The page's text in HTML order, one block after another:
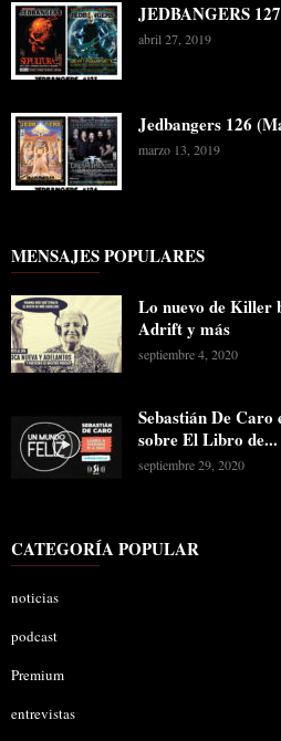
JEDBANGERS 127
abril 27, 2019
Jedbangers 126
marzo 13, 2019
MENSAJES POPULARES
Lo nuevo de Killer
Adrift y más
septiembre 4, 2020
Sebastián De
sobre El Libro de...
septiembre 29, 2020
CATEGORÍA POPULAR
noticias
podcast
Premium
entrevistas